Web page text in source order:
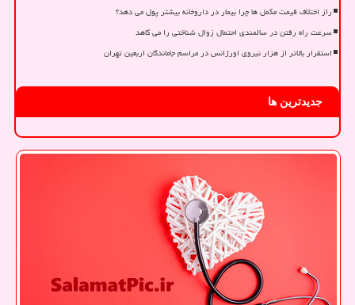
راز اختلاف قیمت مکمل ها چرا بیمار در داروخانه بیشتر پول می دهد؟
سرعت راه رفتن در سالمندی احتمال زوال شناختی را می کاهد
استقرار بالاتر از هزار نیروی اورژانس در مراسم جاماندگان اربعین تهران
جدیدترین ها